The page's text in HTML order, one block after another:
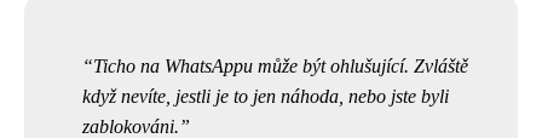
Ticho na WhatsAppu může být ohlušující. Zvláště
když nevíte, jestli je to jen náhoda, nebo jste byli
zablokováni.